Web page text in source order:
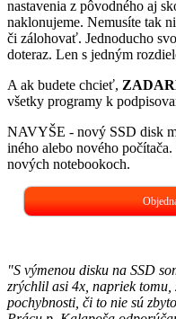
nastavenia z pôvodného aj
naklonujeme. Nemusíte tak
či zálohovať. Jednoducho
doteraz. Len s jedným
A ak budete chcieť,
všetky programy k
NAVYŠE - nový SSD disk
iného alebo nového
nových notebookoch.
"S výmenou disku na SSD
zrýchlil asi 4x, napriek tomu,
pochybnosti, či to nie sú